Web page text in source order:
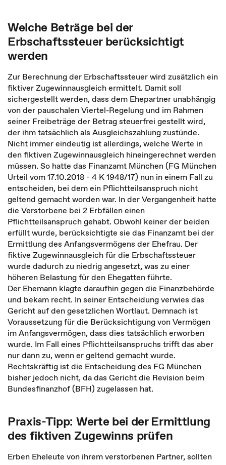
Welche Beträge bei der
Erbschaftssteuer berücksichtigt
werden
Zur Berechnung der Erbschaftssteuer wird zusätzlich ein
fiktiver Zugewinnausgleich ermittelt. Damit soll
sichergestellt werden, dass dem Ehepartner unabhängig
von der pauschalen Viertel-Regelung und im Rahmen
seiner Freibeträge der Betrag steuerfrei gestellt wird,
der ihm tatsächlich als Ausgleichszahlung zustünde.
Nicht immer eindeutig ist allerdings, welche Werte in
den fiktiven Zugewinnausgleich hineingerechnet werden
müssen. So hatte das Finanzamt München (FG München
Urteil vom 17.10.2018 - 4 K 1948/17) nun in einem Fall zu
entscheiden, bei dem ein Pflichtteilsanspruch nicht
geltend gemacht worden war. In der Vergangenheit hatte
die Verstorbene bei 2 Erbfällen einen
Pflichtteilsanspruch gehabt. Obwohl keiner der beiden
erfüllt wurde, berücksichtigte sie das Finanzamt bei der
Ermittlung des Anfangsvermögens der Ehefrau. Der
fiktive Zugewinnausgleich für die Erbschaftssteuer
wurde dadurch zu niedrig angesetzt, was zu einer
höheren Belastung für den Ehegatten führte.
Der Ehemann klagte daraufhin gegen die Finanzbehörde
und bekam recht. In seiner Entscheidung verwies das
Gericht auf den gesetzlichen Wortlaut. Demnach ist
Voraussetzung für die Berücksichtigung von Vermögen
im Anfangsvermögen, dass dies tatsächlich erworben
wurde. Im Fall eines Pflichtteilsanspruchs trifft das aber
nur dann zu, wenn er geltend gemacht wurde.
Rechtskräftig ist die Entscheidung des FG München
bisher jedoch nicht, da das Gericht die Revision beim
Bundesfinanzhof (BFH) zugelassen hat.
Praxis-Tipp: Werte bei der Ermittlung
des fiktiven Zugewinns prüfen
Erben Eheleute von ihrem verstorbenen Partner, sollten